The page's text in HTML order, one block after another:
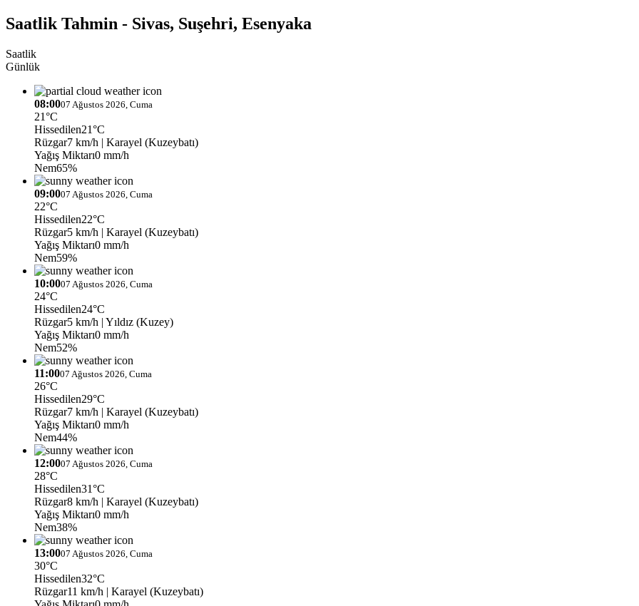
Saatlik Tahmin - Sivas, Suşehri, Esenyaka
Saatlik
Günlük
08:0007 Ağustos 2026, Cuma
21°C
Hissedilen21°C
Rüzgar7 km/h | Karayel (Kuzeybatı)
Yağış Miktarı0 mm/h
Nem65%
09:0007 Ağustos 2026, Cuma
22°C
Hissedilen22°C
Rüzgar5 km/h | Karayel (Kuzeybatı)
Yağış Miktarı0 mm/h
Nem59%
10:0007 Ağustos 2026, Cuma
24°C
Hissedilen24°C
Rüzgar5 km/h | Yıldız (Kuzey)
Yağış Miktarı0 mm/h
Nem52%
11:0007 Ağustos 2026, Cuma
26°C
Hissedilen29°C
Rüzgar7 km/h | Karayel (Kuzeybatı)
Yağış Miktarı0 mm/h
Nem44%
12:0007 Ağustos 2026, Cuma
28°C
Hissedilen31°C
Rüzgar8 km/h | Karayel (Kuzeybatı)
Yağış Miktarı0 mm/h
Nem38%
13:0007 Ağustos 2026, Cuma
30°C
Hissedilen32°C
Rüzgar11 km/h | Karayel (Kuzeybatı)